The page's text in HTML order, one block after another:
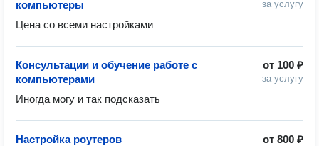
за услугу
компьютеры
Цена со всеми настройками
от 100 ₽
за услугу
Консультации и обучение работе с
компьютерами
Иногда могу и так подсказать
от 800 ₽
Настройка роутеров